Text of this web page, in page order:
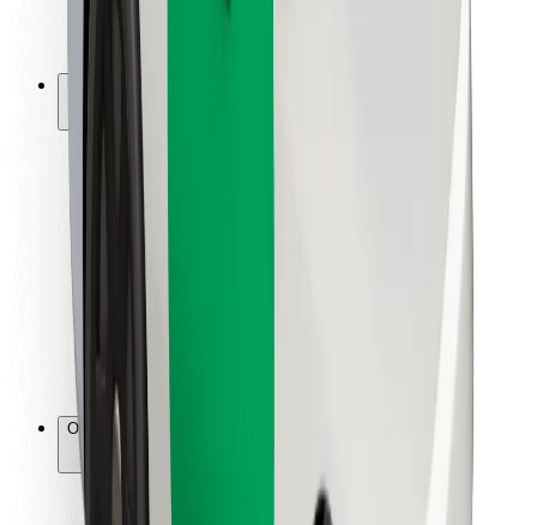
Zračne luke
Bolt stanice za punjenje
Za korisnike
Za vozače
Za dostavljače
Za restorane
Bolt for Business
Ostalo
Dobavljači